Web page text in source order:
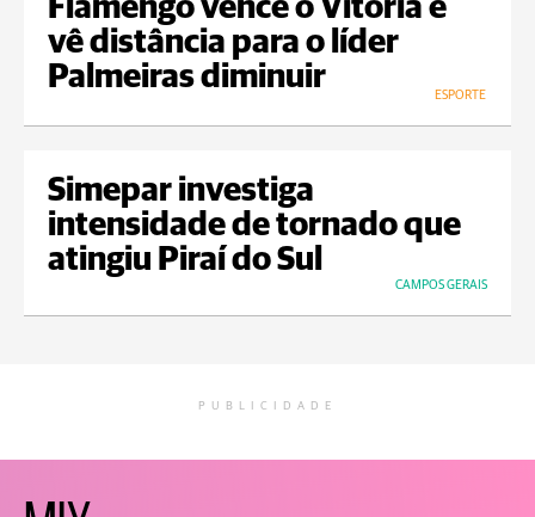
Flamengo vence o Vitória e
vê distância para o líder
Palmeiras diminuir
ESPORTE
Simepar investiga
intensidade de tornado que
atingiu Piraí do Sul
CAMPOS GERAIS
PUBLICIDADE